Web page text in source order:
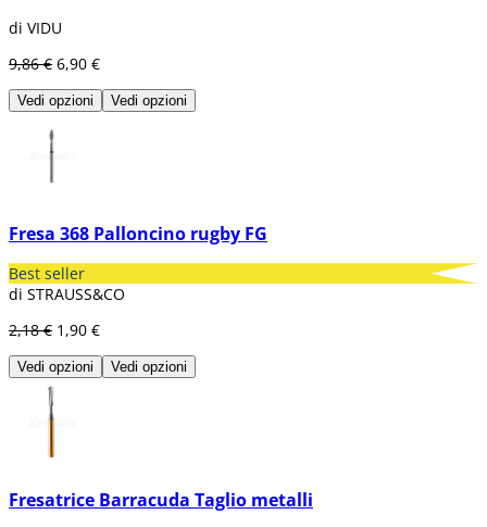
di VIDU
9,86 € 6,90 €
Vedi opzioni Vedi opzioni
Fresa 368 Palloncino rugby FG
Best seller
di STRAUSS&CO
2,18 € 1,90 €
Vedi opzioni Vedi opzioni
Fresatrice Barracuda Taglio metalli